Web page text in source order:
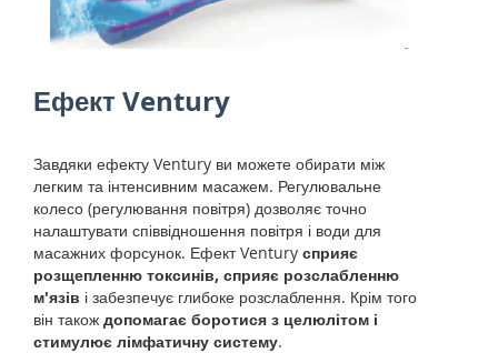
Ефект Ventury
Завдяки ефекту Ventury ви можете обирати між
легким та інтенсивним масажем. Регулювальне
колесо (регулювання повітря) дозволяє точно
налаштувати співвідношення повітря і води для
масажних форсунок. Ефект Ventury сприяє
розщепленню токсинів, сприяє розслабленню
м'язів і забезпечує глибоке розслаблення. Крім того
він також допомагає боротися з целюлітом і
стимулює лімфатичну систему.